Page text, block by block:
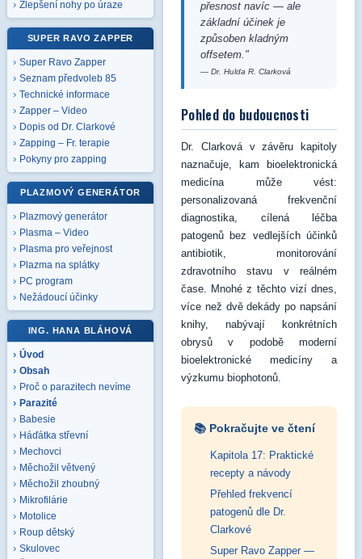
Zlepšení nohy po úraze
SUPER RAVO ZAPPER
Super Ravo Zapper
Seznam předvoleb 85
Technické informace
Zapper – Video
Dopis od Dr. Clarkové
Zapping – Fr. terapie
Pokyny pro zapping
PLAZMOVÝ GENERÁTOR
Plazmový generátor
Plasma – Video
Plasma pro veřejnost
Plazma na splátky
PC program
Nežádoucí účinky
ING. HANA BLÁHOVÁ
Úvod
Obsah
Proč o parazitech nevíme
Parazité
Babesie
Háďátka střevní
Mechovci
Měchožil větvený
Měchožil zhoubný
Mikrofilárie
Motolice
Roup dětský
Skulovec
přesnost navíc — ale
základní účinek je
způsoben kladným
offsetem."
— Dr. Hulda R. Clarková
Pohled do budoucnosti
Dr. Clarková v závěru kapitoly
naznačuje, kam bioelektronická
medicína může vést:
personalizovaná frekvenční
diagnostika, cílená léčba
patogenů bez vedlejších účinků
antibiotik, monitorování
zdravotního stavu v reálném
čase. Mnohé z těchto vizí dnes,
více než dvě dekády po napsání
knihy, nabývají konkrétních
obrysů v podobě moderní
bioelektronické medicíny a
výzkumu biophotonů.
📚 Pokračujte ve čtení
Kapitola 17: Praktické
recepty a návody
Přehled frekvencí
patogenů dle Dr.
Clarkové
Super Ravo Zapper —